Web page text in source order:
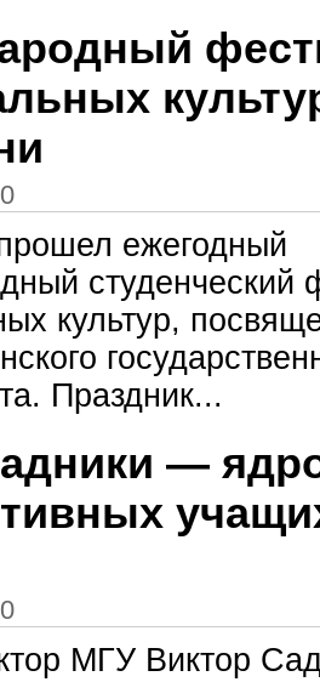
ежегодный
студенческий
культур,
Праздник...
—
МГУ Виктор